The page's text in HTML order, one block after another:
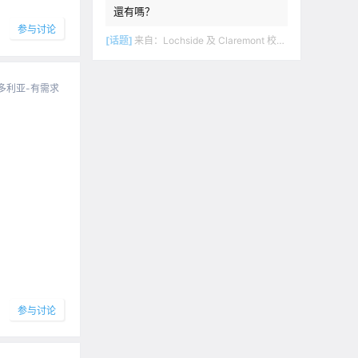
参与讨论
利亚-有需求
参与讨论
還有嗎？
[话题] 来自： Lochside 及 Claremont 校区。开车十二分钟到达UvIc. 下層独立出入，兩室一卫， 开放式厨房客厅。家具齐 ……